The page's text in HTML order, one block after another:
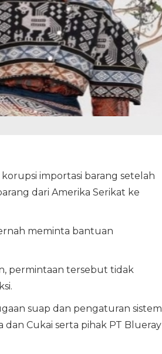
importasi barang setelah
dari Amerika Serikat ke
meminta bantuan
permintaan tersebut tidak
suap dan pengaturan sistem
Cukai serta pihak PT Blueray